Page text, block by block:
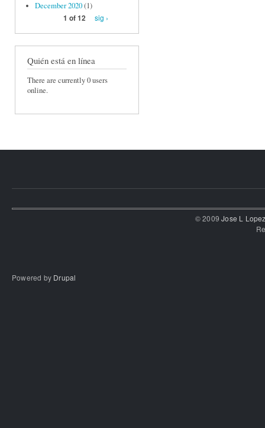
December 2020(1)
1 of 12
sig ›
Quién está en línea
There are currently 0 users
online.
© 2009Jose L
Powered by Drupal